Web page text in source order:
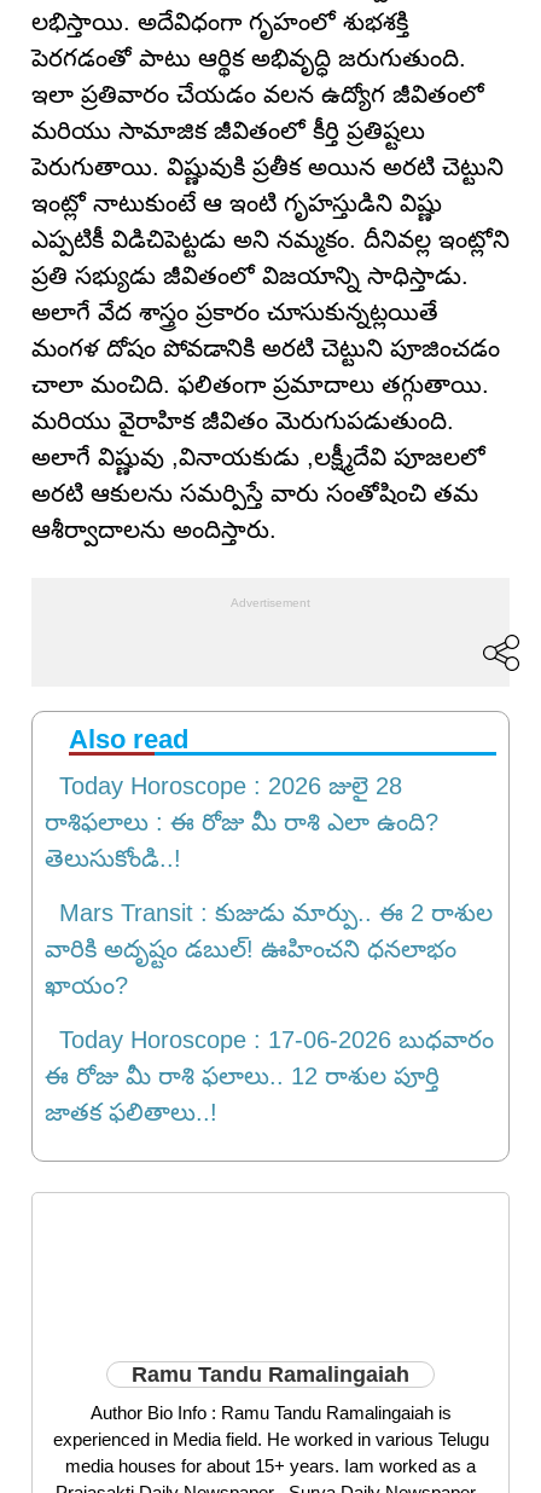
లభిస్తాయి. అదేవిధంగా గృహంలో శుభశక్తి
పెరగడంతో పాటు ఆర్థిక అభివృద్ధి జరుగుతుంది.
ఇలా ప్రతివారం చేయడం వలన ఉద్యోగ జీవితంలో
మరియు సామాజిక జీవితంలో కీర్తి ప్రతిష్టలు
పెరుగుతాయి. విష్ణువుకి ప్రతీక అయిన అరటి చెట్టుని
ఇంట్లో నాటుకుంటే ఆ ఇంటి గృహస్తుడిని విష్ణు
ఎప్పటికీ విడిచిపెట్టడు అని నమ్మకం. దీనివల్ల ఇంట్లోని
ప్రతి సభ్యుడు జీవితంలో విజయాన్ని సాధిస్తాడు.
అలాగే వేద శాస్త్రం ప్రకారం చూసుకున్నట్లయితే
మంగళ దోషం పోవడానికి అరటి చెట్టుని పూజించడం
చాలా మంచిది. ఫలితంగా ప్రమాదాలు తగ్గుతాయి.
మరియు వైరాహిక జీవితం మెరుగుపడుతుంది.
అలాగే విష్ణువు ,వినాయకుడు ,లక్ష్మీదేవి పూజలలో
అరటి ఆకులను సమర్పిస్తే వారు సంతోషించి తమ
ఆశీర్వాదాలను అందిస్తారు.
Also read
Today Horoscope : 2026 జులై 28
రాశిఫలాలు : ఈ రోజు మీ రాశి ఎలా ఉంది?
తెలుసుకోండి..!
Mars Transit : కుజుడు మార్పు.. ఈ 2 రాశుల
వారికి అదృష్టం డబుల్! ఊహించని ధనలాభం
ఖాయం?
Today Horoscope : 17-06-2026 బుధ‌వారం
ఈ రోజు మీ రాశి ఫలాలు.. 12 రాశుల పూర్తి
జాతక ఫలితాలు..!
Ramu Tandu Ramalingaiah
Author Bio Info : Ramu Tandu Ramalingaiah is
experienced in Media field. He worked in various Telugu
media houses for about 15+ years. Iam worked as a